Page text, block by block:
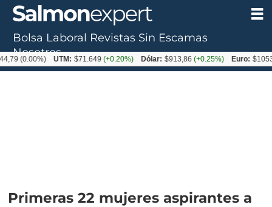
Primeras 22 mujeres aspirantes a
Bolsa Laboral Revistas Sin Escamas
Nosotros
UTM: $71.649(+0.20%) Dólar: $913,86(+0.25%) Euro: $1053,08(-